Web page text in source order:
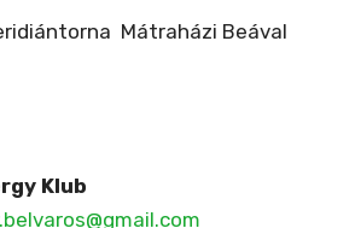
Mátraházi Beával
Klub